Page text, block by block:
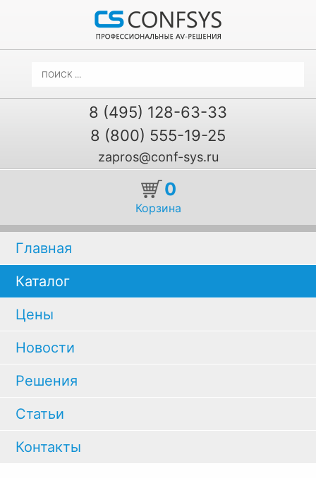
8 (495) 128-63-33
8 (800) 555-19-25
zapros@conf-sys.ru
0
Корзина
Главная
Каталог
Цены
Новости
Решения
Статьи
Контакты